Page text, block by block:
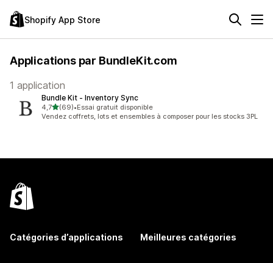
Shopify App Store
Applications par BundleKit.com
1 application
Bundle Kit ‑ Inventory Sync
4,7étoile(s) sur 5
(69)
69 avis au total
•Essai gratuit disponible
Vendez coffrets, lots et ensembles à composer pour les stocks 3PL
Catégories d’applications Meilleures catégories